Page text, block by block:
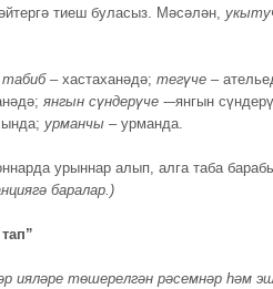
тиеш буласыз. Мәсәлән,
табиб– хастаханәдә; тегүче –
янгын сүндерүче -–янгын сүндерү
урманчы – урманда.
урыннар алып, алга таба
баралар.)
ияләре төшерелгән рәсемнәр һәм